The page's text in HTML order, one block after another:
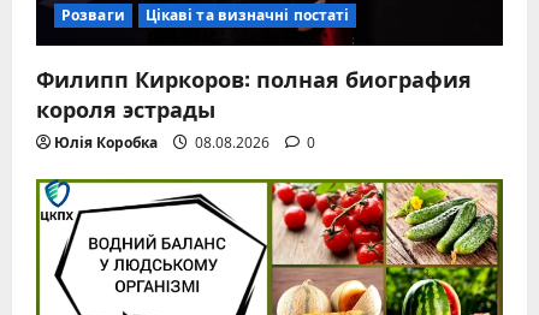
Розваги Цікаві та визначні постаті
Филипп Киркоров: полная биография
короля эстрады
Юлія Коробка 08.08.2026 0